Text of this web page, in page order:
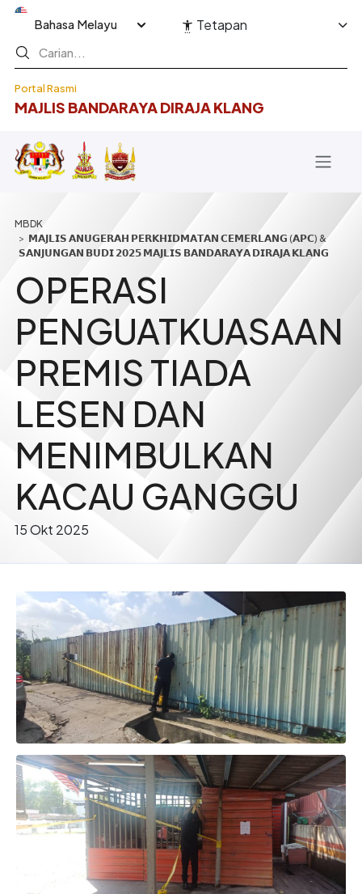
Langkau ke kandungan utama
Portal Rasmi
MAJLIS BANDARAYA DIRAJA KLANG
Select your language Tetapan
Breadcrumb
𝗠𝗔𝗝𝗟𝗜𝗦 𝗔𝗡𝗨𝗚𝗘𝗥𝗔𝗛 𝗣𝗘𝗥𝗞𝗛𝗜𝗗𝗠𝗔𝗧𝗔𝗡 𝗖𝗘𝗠𝗘𝗥𝗟𝗔𝗡𝗚 (𝗔𝗣𝗖) &
𝗦𝗔𝗡𝗝𝗨𝗡𝗚𝗔𝗡 𝗕𝗨𝗗𝗜 𝟮𝟬𝟮𝟱 𝗠𝗔𝗝𝗟𝗜𝗦 𝗕𝗔𝗡𝗗𝗔𝗥𝗔𝗬𝗔 𝗗𝗜𝗥𝗔𝗝𝗔 𝗞𝗟𝗔𝗡𝗚
OPERASI
PENGUATKUASAAN
PREMIS TIADA
LESEN DAN
MENIMBULKAN
KACAU GANGGU
15 Okt 2025